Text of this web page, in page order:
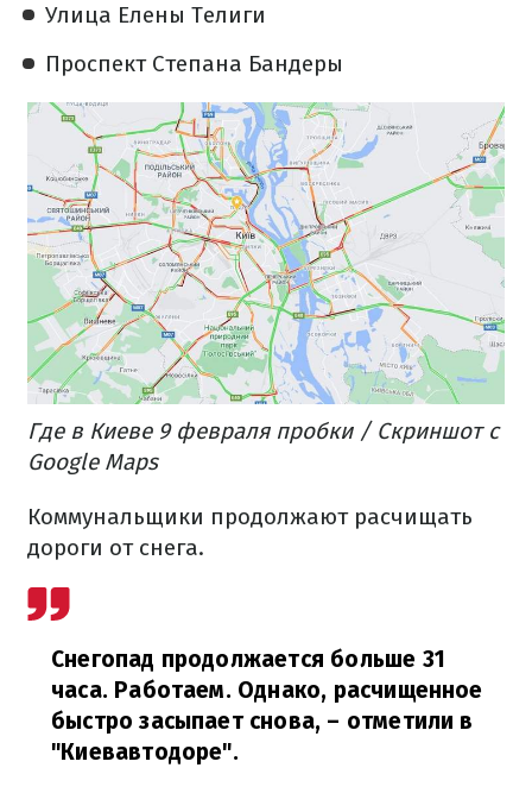
Улица Елены Телиги
Проспект Степана Бандеры
Где в Киеве 9 февраля пробки / Скриншот с
Google Maps
Коммунальщики продолжают расчищать
дороги от снега.
Снегопад продолжается больше 31
часа. Работаем. Однако, расчищенное
быстро засыпает снова, – отметили в
"Киевавтодоре".